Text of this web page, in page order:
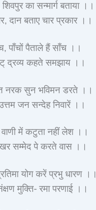
का सन्मार्ग बताया ।।
बताए चार प्रकार ।।
पाँचों पैताले हैं साँच ।।
द्रव्य कहते समझाय ।।
नरक सुन भविमन डरते ।।
जन सन्देह निवारें ।।
में कटुता नहीं लेश ।।
सम्मेद पे करते वास ।।
योग करें प्रभु धारण ।।
मुक्ति- रमा परणाई ।।